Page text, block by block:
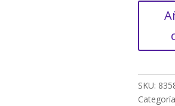
cm
cantidad
SKU: